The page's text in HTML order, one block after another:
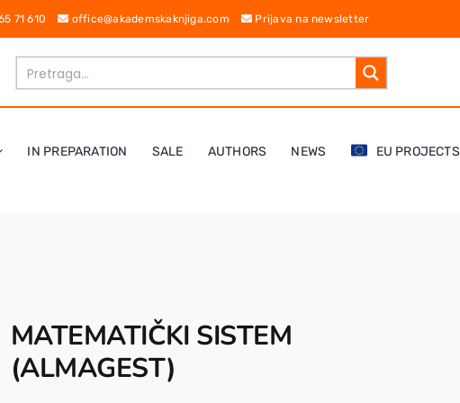
65 71 610 office@akademskaknjiga.com Prijava na newsletter
IN PREPARATION SALE AUTHORS NEWS EU PROJECTS
MATEMATIČKI SISTEM
(ALMAGEST)